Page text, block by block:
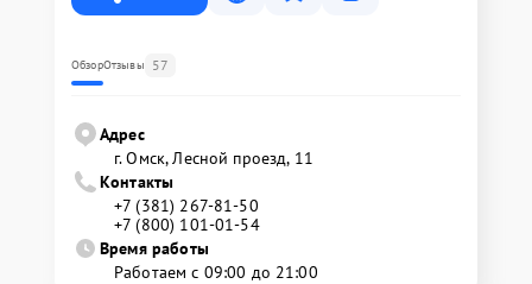
ОбзорОтзывы 57
Адрес
г. Омск, ​Лесной проезд, 11
Контакты
+7 (381) 267-81-50
+7 (800) 101-01-54
Время работы
Работаем с 09:00 до 21:00